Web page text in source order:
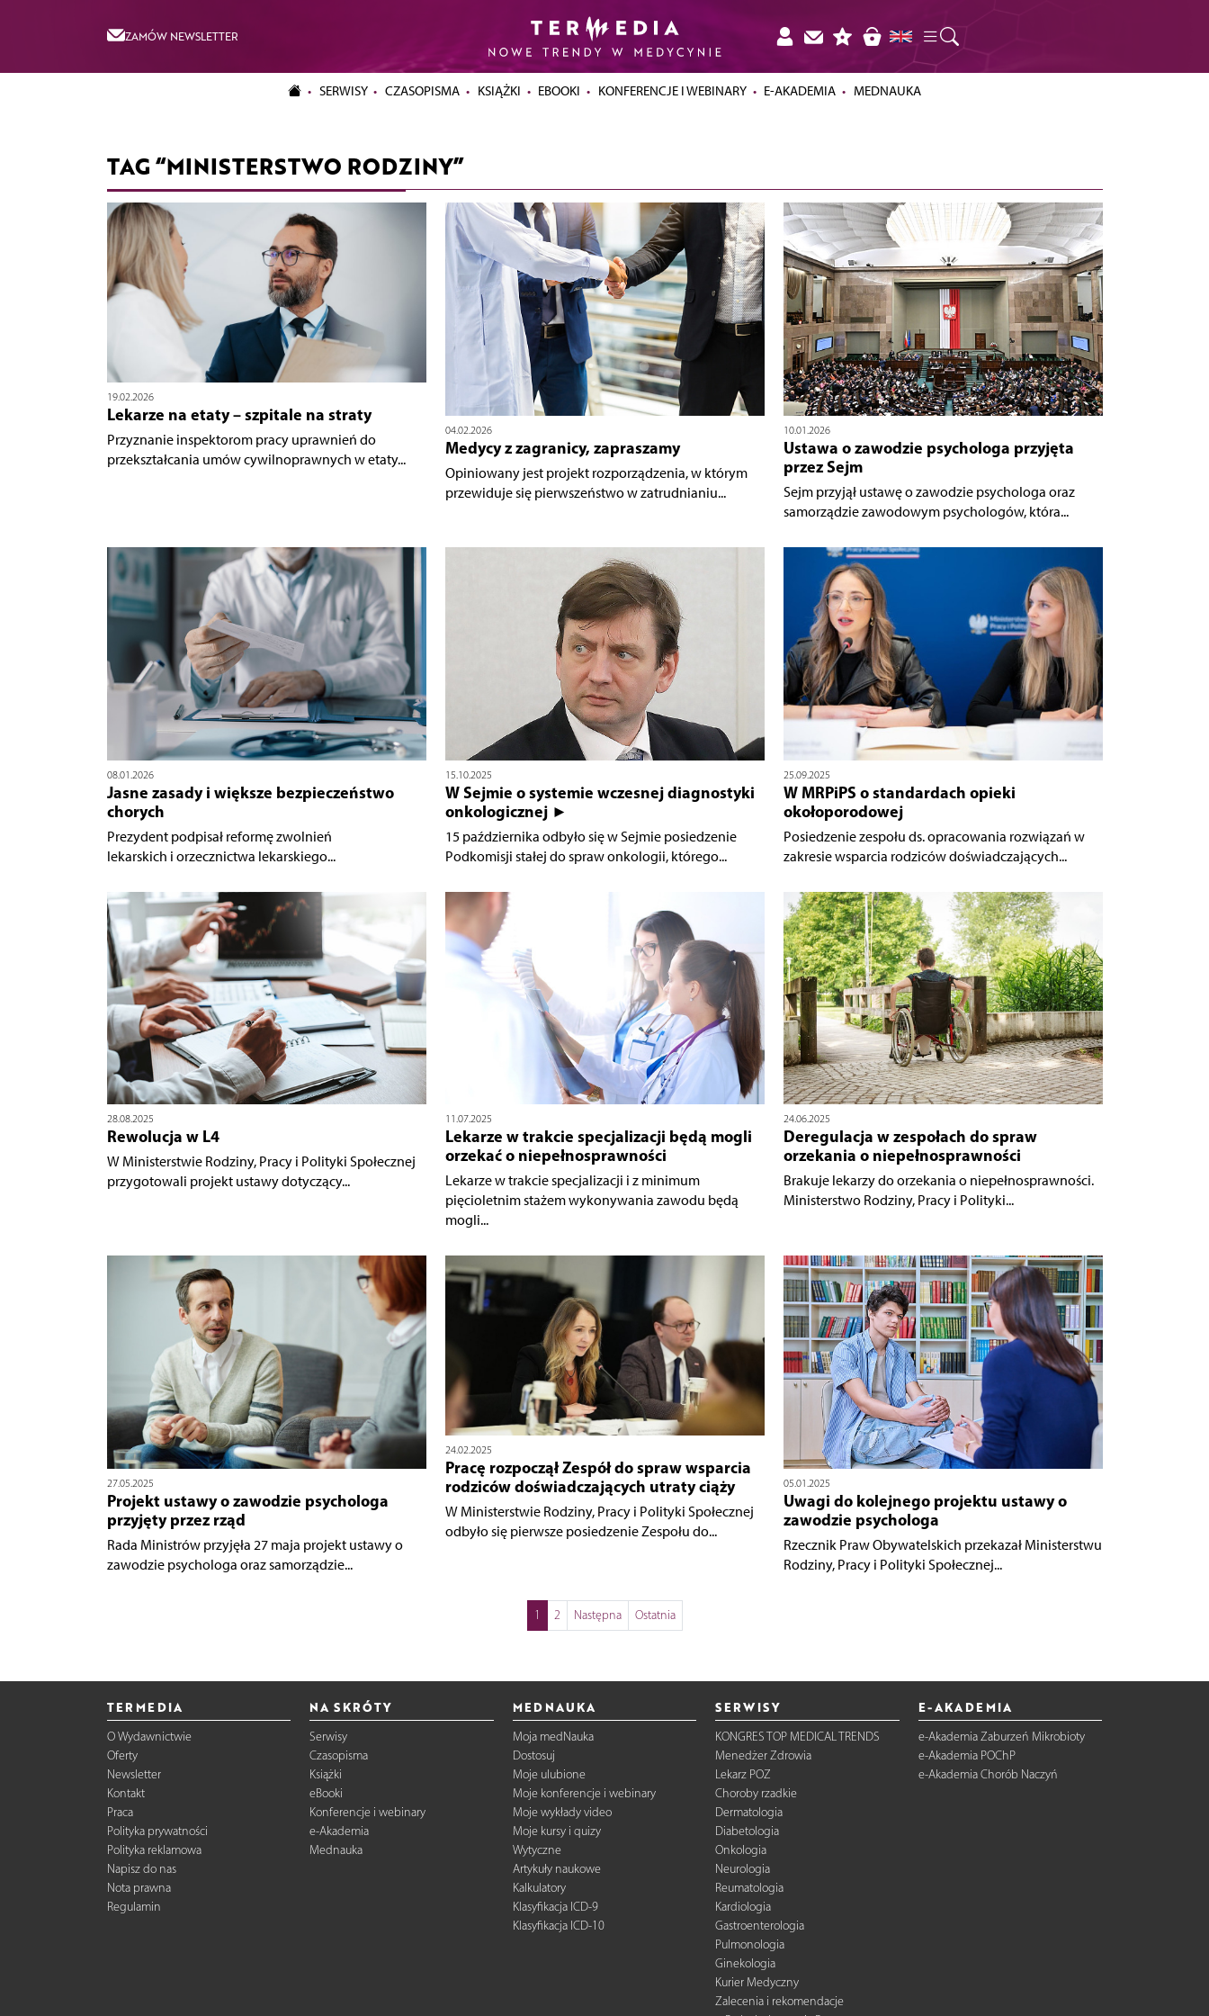
ZAMÓW NEWSLETTER
SERWISY CZASOPISMA KSIĄŻKI EBOOKI KONFERENCJE I WEBINARY E-AKADEMIA MEDNAUKA
TAG “MINISTERSTWO RODZINY”
19.02.2026
Lekarze na etaty – szpitale na straty
Przyznanie inspektorom pracy uprawnień do
przekształcania umów cywilnoprawnych w etaty...
04.02.2026
Medycy z zagranicy, zapraszamy
Opiniowany jest projekt rozporządzenia, w którym
przewiduje się pierwszeństwo w zatrudnianiu...
10.01.2026
Ustawa o zawodzie psychologa przyjęta
przez Sejm
Sejm przyjął ustawę o zawodzie psychologa oraz
samorządzie zawodowym psychologów, która...
08.01.2026
Jasne zasady i większe bezpieczeństwo
chorych
Prezydent podpisał reformę zwolnień
lekarskich i orzecznictwa lekarskiego...
15.10.2025
W Sejmie o systemie wczesnej diagnostyki
onkologicznej ►
15 października odbyło się w Sejmie posiedzenie
Podkomisji stałej do spraw onkologii, którego...
25.09.2025
W MRPiPS o standardach opieki
okołoporodowej
Posiedzenie zespołu ds. opracowania rozwiązań w
zakresie wsparcia rodziców doświadczających...
28.08.2025
Rewolucja w L4
W Ministerstwie Rodziny, Pracy i Polityki Społecznej
przygotowali projekt ustawy dotyczący...
11.07.2025
Lekarze w trakcie specjalizacji będą mogli
orzekać o niepełnosprawności
Lekarze w trakcie specjalizacji i z minimum
pięcioletnim stażem wykonywania zawodu będą
mogli...
24.06.2025
Deregulacja w zespołach do spraw
orzekania o niepełnosprawności
Brakuje lekarzy do orzekania o niepełnosprawności.
Ministerstwo Rodziny, Pracy i Polityki...
27.05.2025
Projekt ustawy o zawodzie psychologa
przyjęty przez rząd
Rada Ministrów przyjęła 27 maja projekt ustawy o
zawodzie psychologa oraz samorządzie...
24.02.2025
Pracę rozpoczął Zespół do spraw wsparcia
rodziców doświadczających utraty ciąży
W Ministerstwie Rodziny, Pracy i Polityki Społecznej
odbyło się pierwsze posiedzenie Zespołu do...
05.01.2025
Uwagi do kolejnego projektu ustawy o
zawodzie psychologa
Rzecznik Praw Obywatelskich przekazał Ministerstwu
Rodziny, Pracy i Polityki Społecznej...
1 2 Następna Ostatnia
TERMEDIA
O Wydawnictwie
Oferty
Newsletter
Kontakt
Praca
Polityka prywatności
Polityka reklamowa
Napisz do nas
Nota prawna
Regulamin
NA SKRÓTY
Serwisy
Czasopisma
Książki
eBooki
Konferencje i webinary
e-Akademia
Mednauka
MEDNAUKA
Moja medNauka
Dostosuj
Moje ulubione
Moje konferencje i webinary
Moje wykłady video
Moje kursy i quizy
Wytyczne
Artykuły naukowe
Kalkulatory
Klasyfikacja ICD-9
Klasyfikacja ICD-10
SERWISY
KONGRES TOP MEDICAL TRENDS
Menedżer Zdrowia
Lekarz POZ
Choroby rzadkie
Dermatologia
Diabetologia
Onkologia
Neurologia
Reumatologia
Kardiologia
Gastroenterologia
Pulmonologia
Ginekologia
Kurier Medyczny
Zalecenia i rekomendacje
E-AKADEMIA
e-Akademia Zaburzeń Mikrobioty
e-Akademia POChP
e-Akademia Chorób Naczyń